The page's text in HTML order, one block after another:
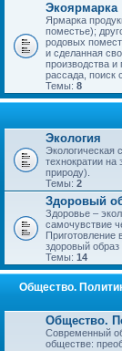
Экоярмарка
Ярмарка
поместье);
родовых
и сделанная
производства
рассада, поиск
Темы: 8
Экология
Экологическая
технократии
природу).
Темы: 2
Здоровый
Здоровье –
самочувствие
Приготовление
здоровый
Темы: 14
Общество.
Общество.
Современный
обществе: